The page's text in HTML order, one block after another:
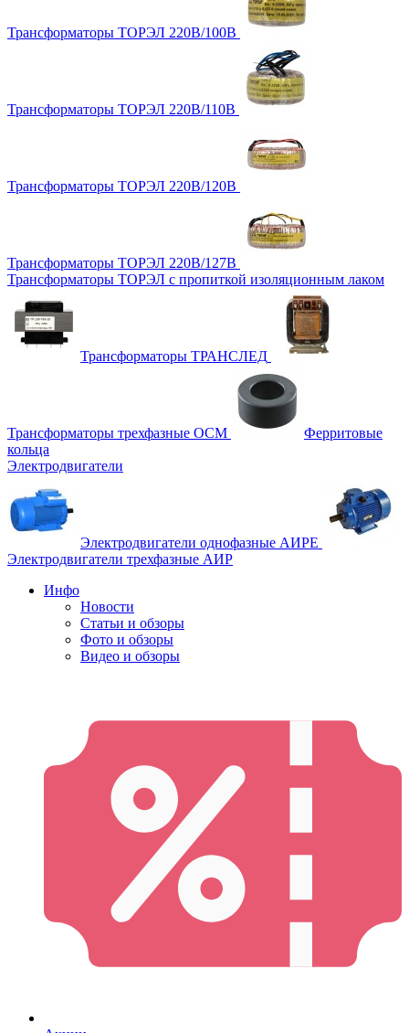
Трансформаторы ТОРЭЛ 220В/100В
Трансформаторы ТОРЭЛ 220В/110В
Трансформаторы ТОРЭЛ 220В/120В
Трансформаторы ТОРЭЛ 220В/127В
Трансформаторы ТОРЭЛ с пропиткой изоляционным лаком
Трансформаторы ТРАНСЛЕД
Трансформаторы трехфазные ОСМ
Ферритовые
кольца
Электродвигатели
Электродвигатели однофазные АИРЕ
Электродвигатели трехфазные АИР
Инфо
Новости
Статьи и обзоры
Фото и обзоры
Видео и обзоры